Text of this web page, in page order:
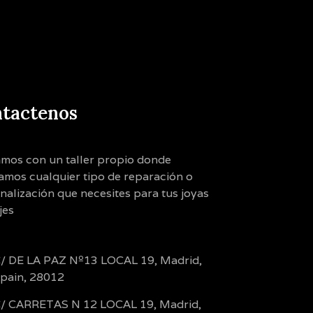
con un taller propio donde
cualquier tipo de reparación o
que necesites para tus joyas
DE LA PAZ Nº13 LOCAL 19, Madrid,
28012
CARRETAS N 12 LOCAL 19, Madrid,